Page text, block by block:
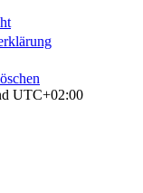
UTC+02:00